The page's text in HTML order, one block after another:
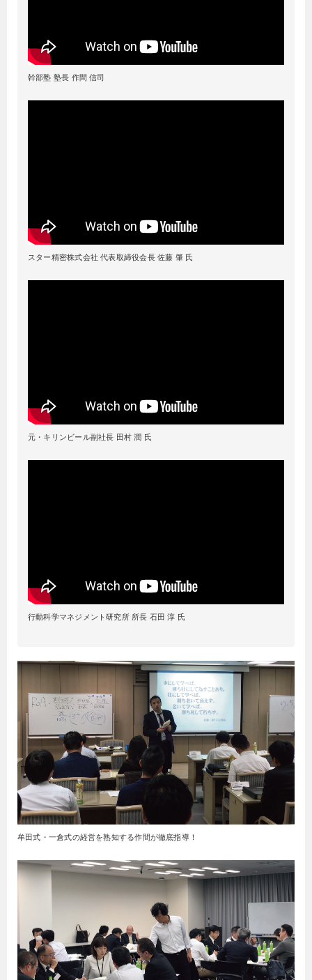
幹部塾 塾長 作間 信司
スター精密株式会社 代表取締役会長 佐藤 肇 氏
元・キリンビール副社長 田村 潤 氏
行動科学マネジメント研究所 所長 石田 淳 氏
牟田式・一倉式の経営を熟知する作間が徹底指導！